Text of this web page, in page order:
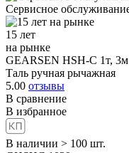
Сервисное
15 лет
на рынке
GEARSEN HSH-C 1т, 3м
Таль ручная рычажная
5.00 отзывы
В сравнение
В избранное
В наличии > 100 шт.